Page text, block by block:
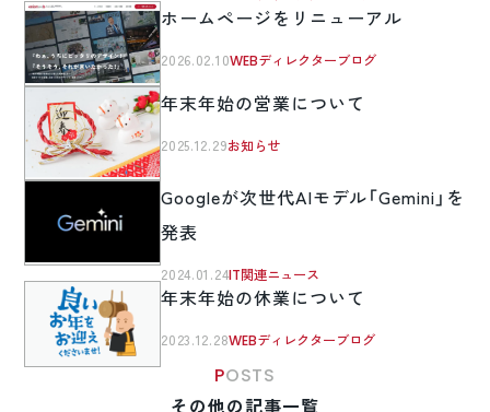
ホームページをリニューアル
2026.02.10WEBディレクターブログ
年末年始の営業について
2025.12.29お知らせ
Googleが次世代AIモデル「Gemini」を
発表
2024.01.24IT関連ニュース
年末年始の休業について
2023.12.28WEBディレクターブログ
POSTS
その他の記事一覧